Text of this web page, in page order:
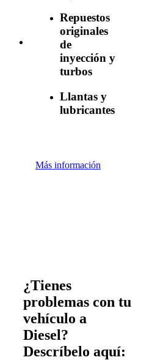
Repuestos
originales
de
inyección y
turbos
Llantas y
lubricantes
Más información
¿Tienes
problemas con tu
vehículo a
Diesel?
Descríbelo aquí: